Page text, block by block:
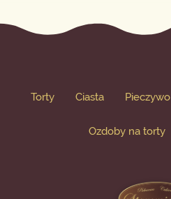
Torty Ciasta Pieczywo
Ozdoby na torty